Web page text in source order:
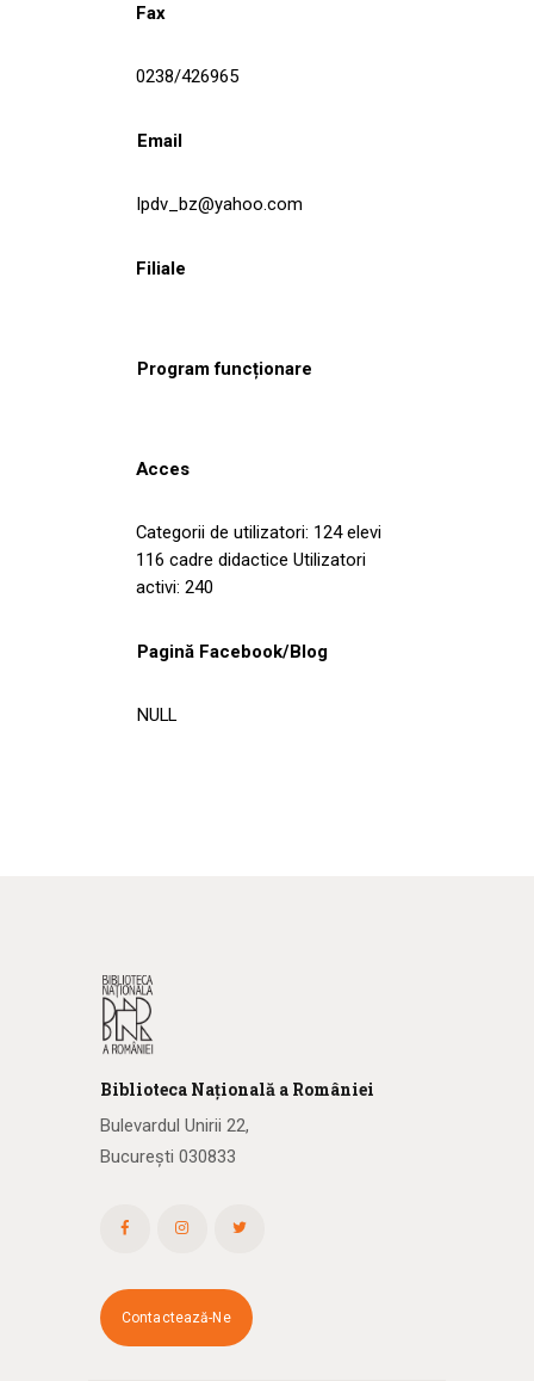
Fax
0238/426965
Email
lpdv_bz@yahoo.com
Filiale
Program funcționare
Acces
Categorii de utilizatori: 124 elevi
116 cadre didactice Utilizatori
activi: 240
Pagină Facebook/Blog
NULL
Biblioteca Națională a României
Bulevardul Unirii 22,
București 030833
Contactează-Ne